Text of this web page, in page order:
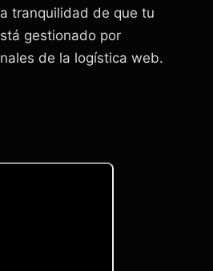
tranquilidad de que tu
gestionado por
de la logística web.